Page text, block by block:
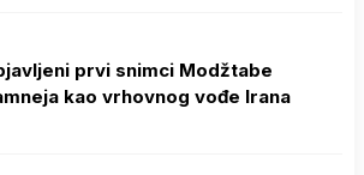
prvi snimci Modžtabe
kao vrhovnog vođe Irana